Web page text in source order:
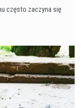
często zaczyna się